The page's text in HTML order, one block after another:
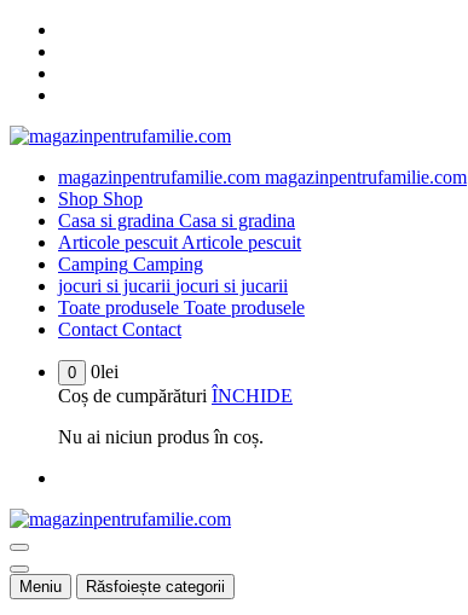
conținut
magazinpentrufamilie.com magazinpentrufamilie.com
Shop Shop
Casa si gradina Casa si gradina
Articole pescuit Articole pescuit
Camping Camping
jocuri si jucarii jocuri si jucarii
Toate produsele Toate produsele
Contact Contact
0 0lei
Coș de cumpărături ÎNCHIDE
Nu ai niciun produs în coș.
Meniu Răsfoiește categorii